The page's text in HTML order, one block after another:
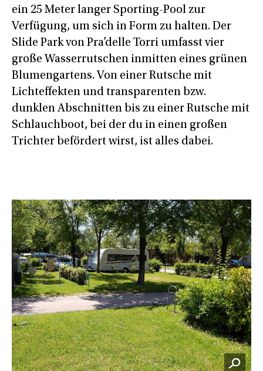
ein 25 Meter langer Sporting-Pool zur
Verfügung, um sich in Form zu halten. Der
Slide Park von Pra’delle Torri umfasst vier
große Wasserrutschen inmitten eines grünen
Blumengartens. Von einer Rutsche mit
Lichteffekten und transparenten bzw.
dunklen Abschnitten bis zu einer Rutsche mit
Schlauchboot, bei der du in einen großen
Trichter befördert wirst, ist alles dabei.